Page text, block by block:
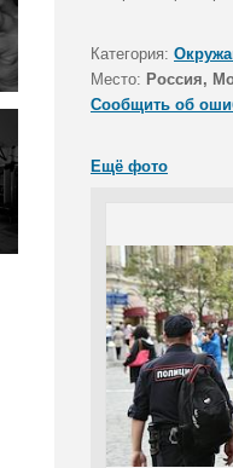
Категория:
Место: Россия,
Сообщить об
Ещё фото